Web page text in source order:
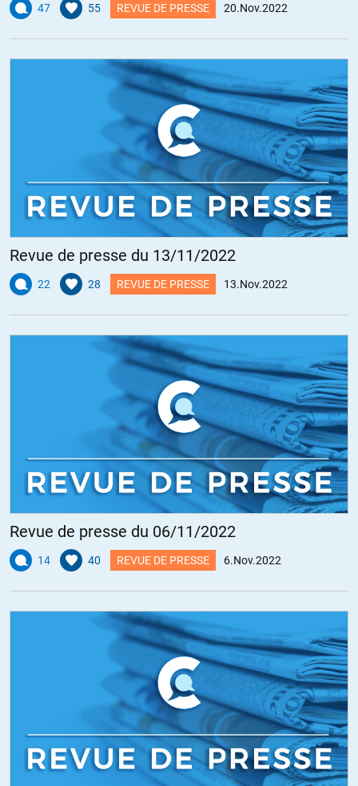
47 55 REVUE DE PRESSE 20.Nov.2022
Revue de presse du 13/11/2022
22 28 REVUE DE PRESSE 13.Nov.2022
Revue de presse du 06/11/2022
14 40 REVUE DE PRESSE 6.Nov.2022